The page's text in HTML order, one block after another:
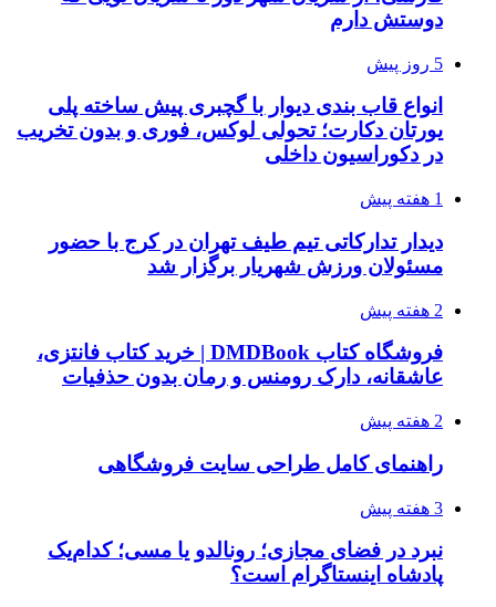
دوستش دارم
5 روز پیش
انواع قاب بندی دیوار با گچبری پیش ساخته پلی
یورتان دکارت؛ تحولی لوکس، فوری و بدون تخریب
در دکوراسیون داخلی
1 هفته پیش
دیدار تدارکاتی تیم طیف تهران در کرج با حضور
مسئولان ورزش شهریار برگزار شد
2 هفته پیش
فروشگاه کتاب DMDBook | خرید کتاب فانتزی،
عاشقانه، دارک رومنس و رمان بدون حذفیات
2 هفته پیش
راهنمای کامل طراحی سایت فروشگاهی
3 هفته پیش
نبرد در فضای مجازی؛ رونالدو یا مسی؛ کدام‌یک
پادشاه اینستاگرام است؟